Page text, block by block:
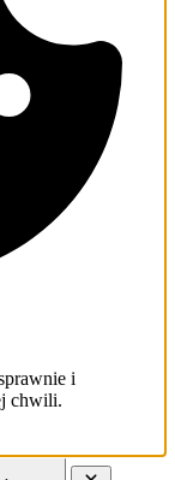
i
chwili.